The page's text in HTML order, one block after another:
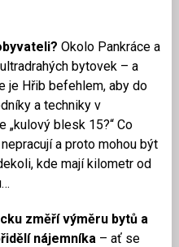
Okolo Pankráce a
bytovek – a
je Hřib befehlem, aby do
a techniky v
blesk 15?“ Co
a proto mohou být
kde mají kilometr od
změří výměru bytů a
nájemníka – ať se